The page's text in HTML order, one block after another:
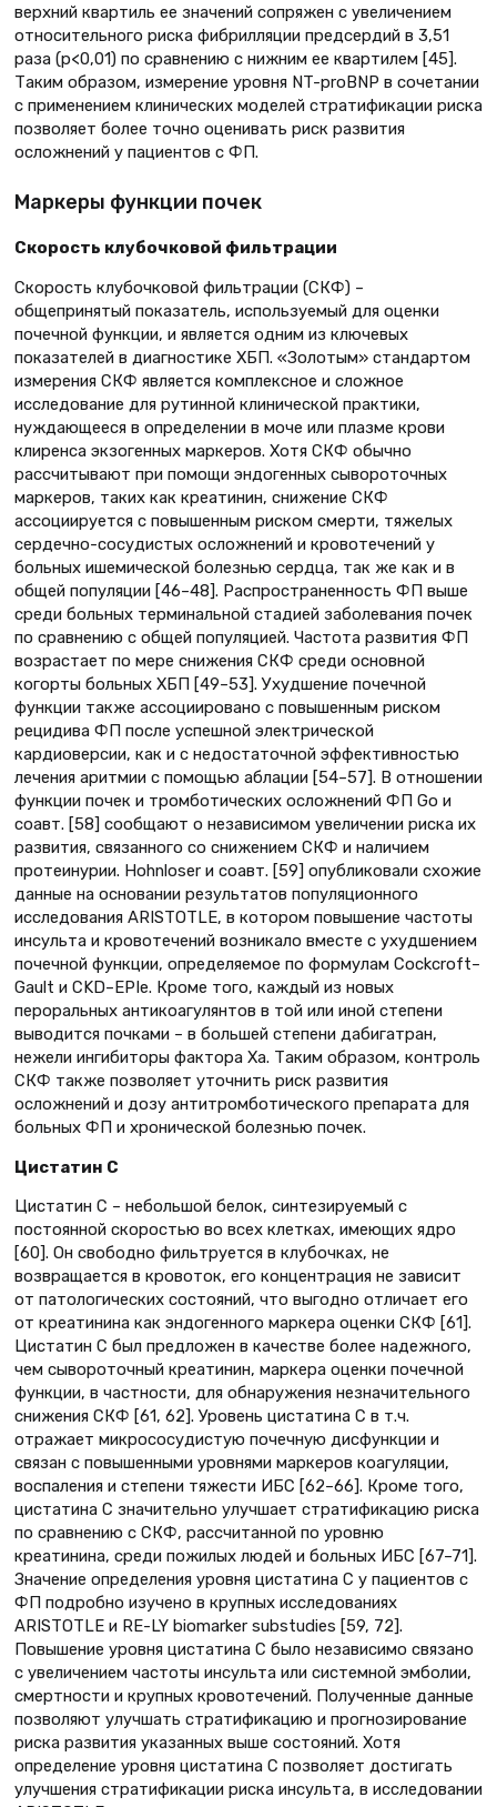
верхний квартиль ее значений сопряжен с увеличением
относительного риска фибрилляции предсердий в 3,51
раза (р<0,01) по сравнению с нижним ее квартилем [45].
Таким образом, измерение уровня NT-proBNP в сочетании
с применением клинических моделей стратификации риска
позволяет более точно оценивать риск развития
осложнений у пациентов с ФП.
Маркеры функции почек
Скорость клубочковой фильтрации
Скорость клубочковой фильтрации (СКФ) –
общепринятый показатель, используемый для оценки
почечной функции, и является одним из ключевых
показателей в диагностике ХБП. «Золотым» стандартом
измерения СКФ является комплексное и сложное
исследование для рутинной клинической практики,
нуждающееся в определении в моче или плазме крови
клиренса экзогенных маркеров. Хотя СКФ обычно
рассчитывают при помощи эндогенных сывороточных
маркеров, таких как креатинин, снижение СКФ
ассоциируется с повышенным риском смерти, тяжелых
сердечно-сосудистых осложнений и кровотечений у
больных ишемической болезнью сердца, так же как и в
общей популяции [46–48]. Распространенность ФП выше
среди больных терминальной стадией заболевания почек
по сравнению с общей популяцией. Частота развития ФП
возрастает по мере снижения СКФ среди основной
когорты больных ХБП [49–53]. Ухудшение почечной
функции также ассоциировано с повышенным риском
рецидива ФП после успешной электрической
кардиоверсии, как и с недостаточной эффективностью
лечения аритмии с помощью аблации [54–57]. В отношении
функции почек и тромботических осложнений ФП Go и
соавт. [58] сообщают о независимом увеличении риска их
развития, связанного со снижением СКФ и наличием
протеинурии. Hohnloser и соавт. [59] опубликовали схожие
данные на основании результатов популяционного
исследования ARISTOTLE, в котором повышение частоты
инсульта и кровотечений возникало вместе с ухудшением
почечной функции, определяемое по формулам Cockcroft–
Gault и CKD–EPIe. Кроме того, каждый из новых
пероральных антикоагулянтов в той или иной степени
выводится почками – в большей степени дабигатран,
нежели ингибиторы фактора Xa. Таким образом, контроль
СКФ также позволяет уточнить риск развития
осложнений и дозу антитромботического препарата для
больных ФП и хронической болезнью почек.
Цистатин С
Цистатин С – небольшой белок, синтезируемый с
постоянной скоростью во всех клетках, имеющих ядро
[60]. Он свободно фильтруется в клубочках, не
возвращается в кровоток, его концентрация не зависит
от патологических состояний, что выгодно отличает его
от креатинина как эндогенного маркера оценки СКФ [61].
Цистатин С был предложен в качестве более надежного,
чем сывороточный креатинин, маркера оценки почечной
функции, в частности, для обнаружения незначительного
снижения СКФ [61, 62]. Уровень цистатина С в т.ч.
отражает микрососудистую почечную дисфункции и
связан с повышенными уровнями маркеров коагуляции,
воспаления и степени тяжести ИБС [62–66]. Кроме того,
цистатина C значительно улучшает стратификацию риска
по сравнению с СКФ, рассчитанной по уровню
креатинина, среди пожилых людей и больных ИБС [67–71].
Значение определения уровня цистатина С у пациентов с
ФП подробно изучено в крупных исследованиях
ARISTOTLE и RE-LY biomarker substudies [59, 72].
Повышение уровня цистатина C было независимо связано
с увеличением частоты инсульта или системной эмболии,
смертности и крупных кровотечений. Полученные данные
позволяют улучшать стратификацию и прогнозирование
риска развития указанных выше состояний. Хотя
определение уровня цистатина C позволяет достигать
улучшения стратификации риска инсульта, в исследовании